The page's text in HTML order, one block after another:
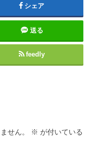
シェア
送る
feedly
せん。 ※ が付いている